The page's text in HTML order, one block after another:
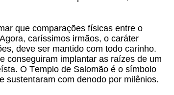
que comparações físicas entre o
caríssimos irmãos, o caráter
deve ser mantido com todo carinho.
conseguiram implantar as raízes de um
O Templo de Salomão é o símbolo
sustentaram com denodo por milênios.